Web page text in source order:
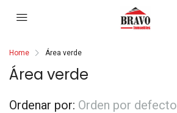
Home Área verde
Área verde
Ordenar por: Orden por defecto